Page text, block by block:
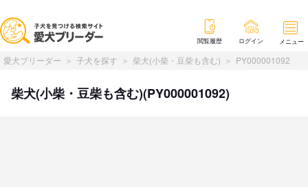
閲覧履歴 ログイン メニュー
愛犬ブリーダー 子犬を探す 柴犬(小柴・豆柴も含む) PY000001092
柴犬(小柴・豆柴も含む)(PY000001092)